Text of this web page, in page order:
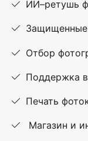
ИИ–ретушь
Защищенные
Отбор
Поддержка
Печать
Магазин и